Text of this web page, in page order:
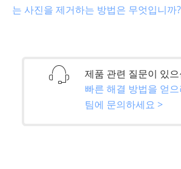
는 사진을 제거하는 방법은 무엇입니까
제품 관련 질문이 있
빠른 해결 방법을 얻
팀에 문의하세요 >